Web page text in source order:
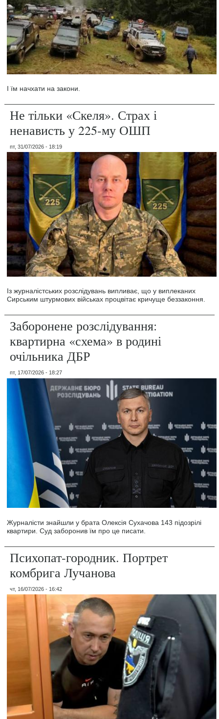
І їм начхати на закони.
Не тільки «Скеля». Страх і
ненависть у 225-му ОШП
пт, 31/07/2026 - 18:19
Із журналістських розслідувань випливає, що у виплеканих
Сирським штурмових військах процвітає кричуще беззаконня.
Заборонене розслідування:
квартирна «схема» в родині
очільника ДБР
пт, 17/07/2026 - 18:27
Журналісти знайшли у брата Олексія Сухачова 143 підозрілі
квартири. Суд заборонив їм про це писати.
Психопат-городник. Портрет
комбрига Лучанова
чт, 16/07/2026 - 16:42